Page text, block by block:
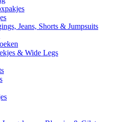
Jeans, Shorts & Jumpsuits
& Wide Legs